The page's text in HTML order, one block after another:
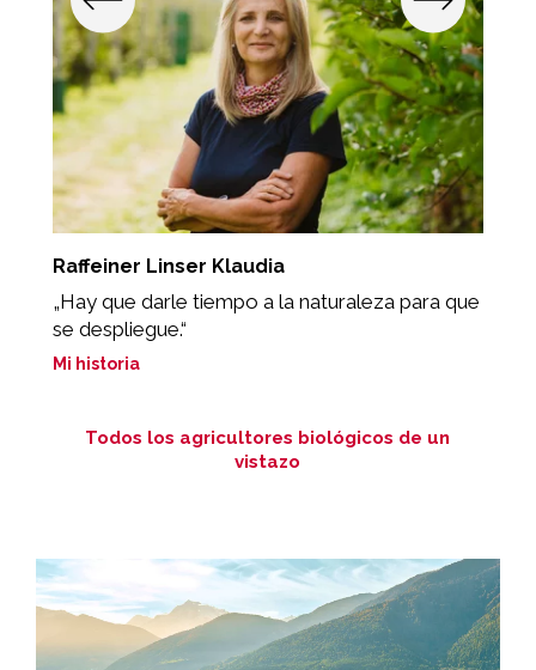
Raffeiner Linser Klaudia
„Hay que darle tiempo a la naturaleza para que
se despliegue.“
Mi historia
Todos los agricultores biológicos de un
vistazo